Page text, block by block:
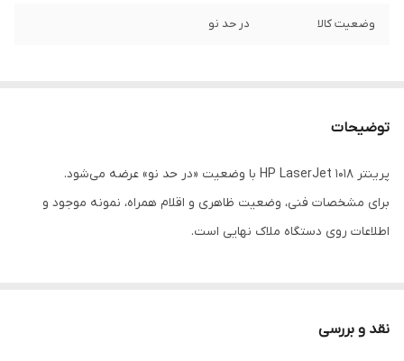
وضعیت کالا در حد نو
توضیحات
پرینتر HP LaserJet 1018 با وضعیت «در حد نو» عرضه می‌شود.
برای مشخصات فنی، وضعیت ظاهری و اقلام همراه، نمونه موجود و
اطلاعات روی دستگاه ملاک نهایی است.
نقد و بررسی